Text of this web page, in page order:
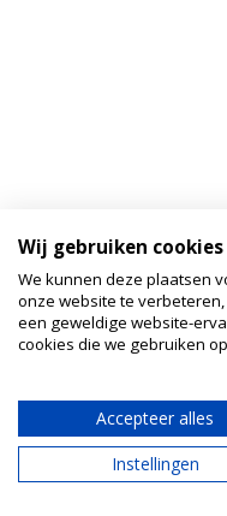
Wij gebruiken cookies
We kunnen deze plaatsen
onze website te
een geweldige website-
cookies die we gebruiken
Accepteer alles
Instellingen